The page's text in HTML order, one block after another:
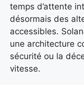
temps d’attente
désormais des
accessibles.
une architecture
sécurité ou la
vitesse.